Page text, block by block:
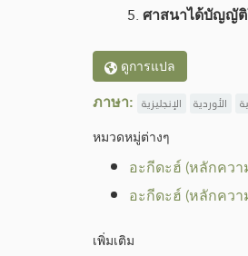
ศาสนาได้บัญญั
ดูการแปล
ภาษา: الإنجليزية الأوردية
หมวดหมู่​ต่างๆ
อะกีดะฮ์ (หลักควา
อะกีดะฮ์ (หลักควา
เพิ่มเติม